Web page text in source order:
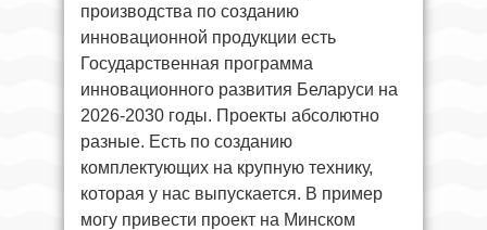
производства по созданию
инновационной продукции есть
Государственная программа
инновационного развития Беларуси на
2026-2030 годы. Проекты абсолютно
разные. Есть по созданию
комплектующих на крупную технику,
которая у нас выпускается. В пример
могу привести проект на Минском